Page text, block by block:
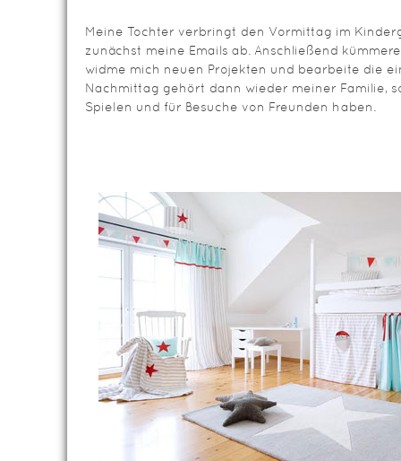
Meine Tochter verbringt den Vormittag im
zunächst meine Emails ab. Anschließend
widme mich neuen Projekten und bearbeite die
Nachmittag gehört dann wieder meiner Familie,
Spielen und für Besuche von Freunden haben.